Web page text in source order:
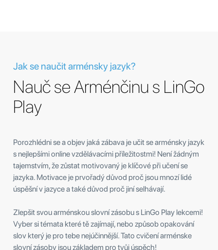
Jak se naučit arménsky jazyk?
Nauč se Arménčinu s LinGo
Play
Porozhlédni se a objev jaká zábava je učit se arménsky jazyk
s nejlepšími online vzdělávacími příležitostmi! Není žádným
tajemstvím, že zůstat motivovaný je klíčové při učení se
jazyka. Motivace je prvořadý důvod proč jsou mnozí lidé
úspěšní v jazyce a také důvod proč jiní selhávají.
Zlepšit svou arménskou slovní zásobu s LinGo Play lekcemi!
Vyber si témata které tě zajímají, nebo způsob opakování
slov který je pro tebe nejúčinnější. Tato cvičení arménske
slovní zásoby jsou základem pro tvůj úspěch!